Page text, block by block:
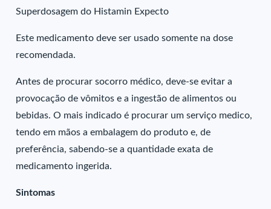
Superdosagem do Histamin Expecto
Este medicamento deve ser usado somente na dose
recomendada.
Antes de procurar socorro médico, deve-se evitar a
provocação de vômitos e a ingestão de alimentos ou
bebidas. O mais indicado é procurar um serviço medico,
tendo em mãos a embalagem do produto e, de
preferência, sabendo-se a quantidade exata de
medicamento ingerida.
Sintomas